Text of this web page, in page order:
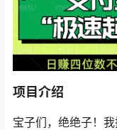
项目介绍
宝子们，绝绝子！